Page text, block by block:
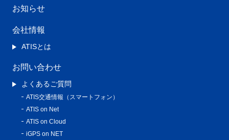
お知らせ
会社情報
ATISとは
お問い合わせ
よくあるご質問
ATIS交通情報（スマートフォン）
ATIS on Net
ATIS on Cloud
iGPS on NET